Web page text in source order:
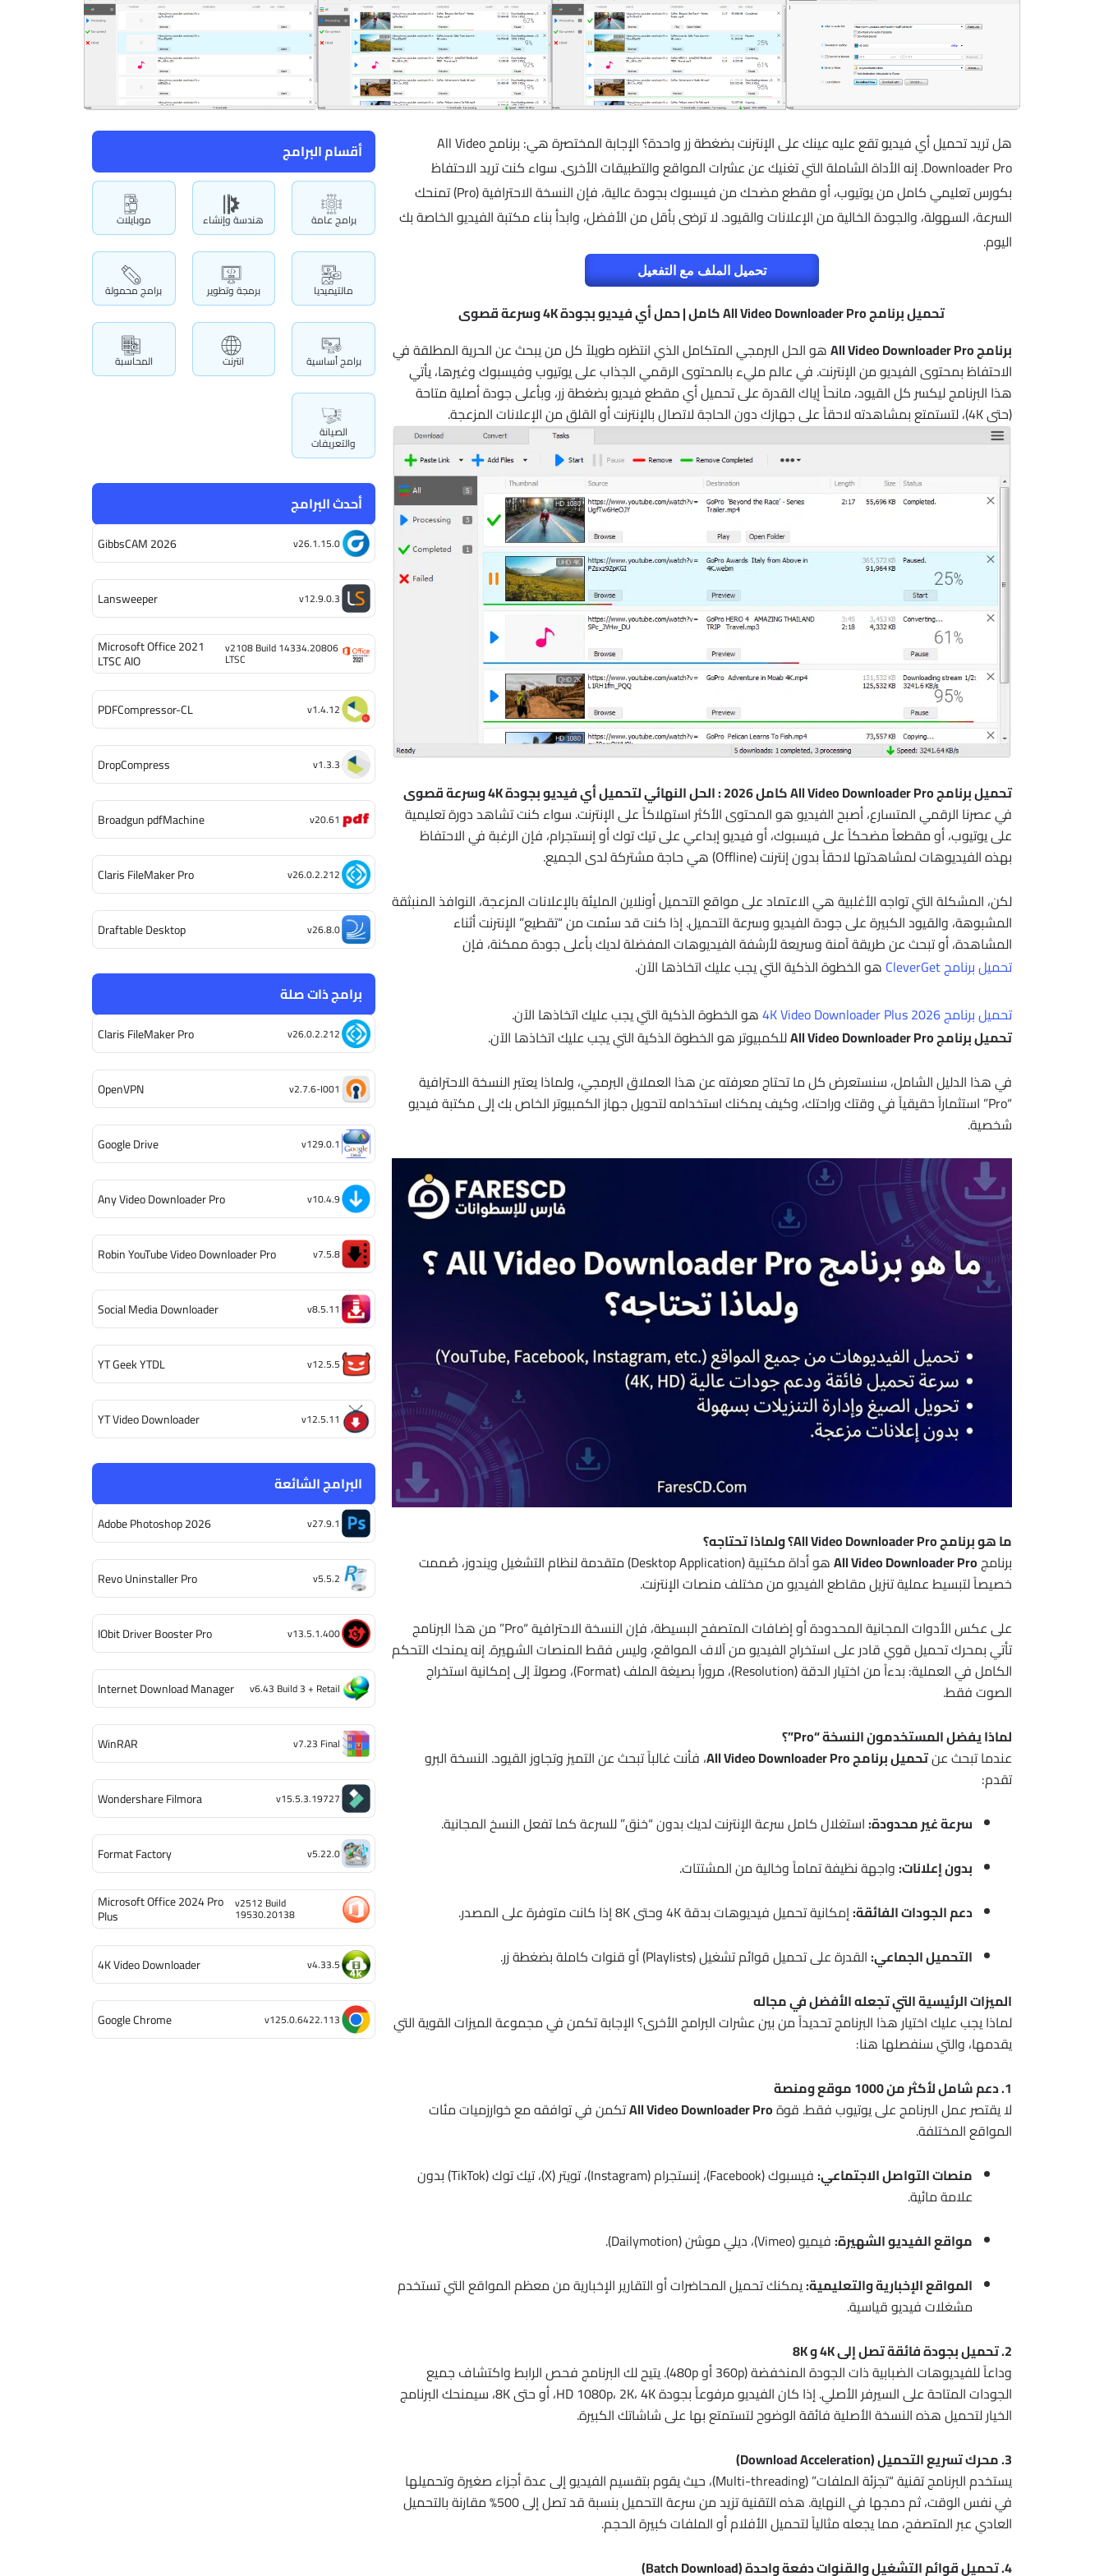
أقسام البرامج
برامج عامة هندسة وإنشاء موبايلات
مالتيميديا برمجة وتطوير برامج محمولة
برامج أساسية انترنت المحاسبة
الصيانة
والتعريفات
أحدث البرامج
GibbsCAM 2026 v26.1.15.0
Lansweeper v12.9.0.3
Microsoft Office 2021
LTSC AIO
v2108 Build 14334.20806
LTSC
PDFCompressor-CL v1.4.12
DropCompress v1.3.3
Broadgun pdfMachine v20.61
Claris FileMaker Pro v26.0.2.212
Draftable Desktop v26.8.0
برامج ذات صلة
Claris FileMaker Pro v26.0.2.212
OpenVPN v2.7.6-I001
Google Drive v129.0.1
Any Video Downloader Pro v10.4.9
Robin YouTube Video Downloader Pro v7.5.8
Social Media Downloader v8.5.11
YT Geek YTDL v12.5.5
YT Video Downloader v12.5.11
البرامج الشائعة
Adobe Photoshop 2026 v27.9.1
Revo Uninstaller Pro v5.5.2
IObit Driver Booster Pro v13.5.1.400
Internet Download Manager v6.43 Build 3 + Retail
WinRAR v7.23 Final
Wondershare Filmora v15.5.3.19727
Format Factory v5.22.0
Microsoft Office 2024 Pro
Plus
v2512 Build
19530.20138
4K Video Downloader v4.33.5
Google Chrome v125.0.6422.113
هل تريد تحميل أي فيديو تقع عليه عينك على الإنترنت بضغطة زر واحدة؟ الإجابة المختصرة هي: برنامج All Video
Downloader Pro. إنه الأداة الشاملة التي تغنيك عن عشرات المواقع والتطبيقات الأخرى. سواء كنت تريد الاحتفاظ
بكورس تعليمي كامل من يوتيوب، أو مقطع مضحك من فيسبوك بجودة عالية، فإن النسخة الاحترافية (Pro) تمنحك
السرعة، السهولة، والجودة الخالية من الإعلانات والقيود. لا ترضى بأقل من الأفضل، وابدأ بناء مكتبة الفيديو الخاصة بك
اليوم.
تحميل الملف مع التفعيل
تحميل برنامج All Video Downloader Pro كامل | حمل أي فيديو بجودة 4K وسرعة قصوى
برنامج All Video Downloader Pro
هو الحل البرمجي المتكامل الذي انتظره طويلاً كل من يبحث عن الحرية المطلقة في
الاحتفاظ بمحتوى الفيديو من الإنترنت. في عالم مليء بالمحتوى الرقمي الجذاب على يوتيوب وفيسبوك وغيرها، يأتي
هذا البرنامج ليكسر كل القيود، مانحاً إياك القدرة على تحميل أي مقطع فيديو بضغطة زر، وبأعلى جودة أصلية متاحة
(حتى 4K)، لتستمتع بمشاهدته لاحقاً على جهازك دون الحاجة لاتصال بالإنترنت أو القلق من الإعلانات المزعجة.
تحميل برنامج All Video Downloader Pro كامل 2026 : الحل النهائي لتحميل أي فيديو بجودة 4K وسرعة قصوى
في عصرنا الرقمي المتسارع، أصبح الفيديو هو المحتوى الأكثر استهلاكاً على الإنترنت. سواء كنت تشاهد دورة تعليمية
على يوتيوب، أو مقطعاً مضحكاً على فيسبوك، أو فيديو إبداعي على تيك توك أو إنستجرام، فإن الرغبة في الاحتفاظ
بهذه الفيديوهات لمشاهدتها لاحقاً بدون إنترنت (Offline) هي حاجة مشتركة لدى الجميع.
لكن، المشكلة التي تواجه الأغلبية هي الاعتماد على مواقع التحميل أونلاين المليئة بالإعلانات المزعجة، النوافذ المنبثقة
المشبوهة، والقيود الكبيرة على جودة الفيديو وسرعة التحميل.إذا كنت قد سئمت من “تقطيع” الإنترنت أثناء
المشاهدة، أو تبحث عن طريقة آمنة وسريعة لأرشفة الفيديوهات المفضلة لديك بأعلى جودة ممكنة، فإن
تحميل برنامج CleverGet
هو الخطوة الذكية التي يجب عليك اتخاذها الآن.
تحميل برنامج 4K Video Downloader Plus 2026
هو الخطوة الذكية التي يجب عليك اتخاذها الآن.
تحميل برنامج All Video Downloader Pro
للكمبيوتر هو الخطوة الذكية التي يجب عليك اتخاذها الآن.
في هذا الدليل الشامل، سنستعرض كل ما تحتاج معرفته عن هذا العملاق البرمجي، ولماذا يعتبر النسخة الاحترافية
“Pro” استثماراً حقيقياً في وقتك وراحتك، وكيف يمكنك استخدامه لتحويل جهاز الكمبيوتر الخاص بك إلى مكتبة فيديو
شخصية.
ما هو برنامج All Video Downloader Pro؟ ولماذا تحتاجه؟
برنامجAll Video Downloader Pro
هو أداة مكتبية (Desktop Application) متقدمة لنظام التشغيل ويندوز، صُممت
خصيصاً لتبسيط عملية تنزيل مقاطع الفيديو من مختلف منصات الإنترنت.
على عكس الأدوات المجانية المحدودة أو إضافات المتصفح البسيطة، فإن النسخة الاحترافية “Pro” من هذا البرنامج
تأتي بمحرك تحميل قوي قادر على استخراج الفيديو من آلاف المواقع، وليس فقط المنصات الشهيرة. إنه يمنحك التحكم
الكامل في العملية: بدءاً من اختيار الدقة (Resolution)، مروراً بصيغة الملف (Format)، وصولاً إلى إمكانية استخراج
الصوت فقط.
لماذا يفضل المستخدمون النسخة “Pro”؟
عندما تبحث عنتحميل برنامج All Video Downloader Pro
، فأنت غالباً تبحث عن التميز وتجاوز القيود. النسخة البرو
تقدم:
سرعة غير محدودة:استغلال كامل سرعة الإنترنت لديك بدون “خنق” للسرعة كما تفعل النسخ المجانية.
بدون إعلانات:واجهة نظيفة تماماً وخالية من المشتتات.
دعم الجودات الفائقة:إمكانية تحميل فيديوهات بدقة 4K وحتى 8K إذا كانت متوفرة على المصدر.
التحميل الجماعي:القدرة على تحميل قوائم تشغيل (Playlists) أو قنوات كاملة بضغطة زر.
الميزات الرئيسية التي تجعله الأفضل في مجاله
لماذا يجب عليك اختيار هذا البرنامج تحديداً من بين عشرات البرامج الأخرى؟ الإجابة تكمن في مجموعة الميزات القوية التي
يقدمها، والتي سنفصلها هنا:
1. دعم شامل لأكثر من 1000 موقع ومنصة
لا يقتصر عمل البرنامج على يوتيوب فقط. قوةAll Video Downloader Proتكمن في توافقه مع خوارزميات مئات
المواقع المختلفة.
منصات التواصل الاجتماعي:
فيسبوك (Facebook)، إنستجرام (Instagram)، تويتر (X)، تيك توك (TikTok) بدون
علامة مائية.
مواقع الفيديو الشهيرة:فيميو (Vimeo)، ديلي موشن (Dailymotion).
المواقع الإخبارية والتعليمية:يمكنك تحميل المحاضرات أو التقارير الإخبارية من معظم المواقع التي تستخدم
مشغلات فيديو قياسية.
2. تحميل بجودة فائقة تصل إلى 4K و 8K
وداعاً للفيديوهات الضبابية ذات الجودة المنخفضة (360p أو 480p). يتيح لك البرنامج فحص الرابط واكتشاف جميع
الجودات المتاحة على السيرفر الأصلي. إذا كان الفيديو مرفوعاً بجودة HD 1080p، 2K، 4K، أو حتى 8K، سيمنحك البرنامج
الخيار لتحميل هذه النسخة الأصلية فائقة الوضوح لتستمتع بها على شاشاتك الكبيرة.
3. محرك تسريع التحميل (Download Acceleration)
يستخدم البرنامج تقنية “تجزئة الملفات” (Multi-threading)، حيث يقوم بتقسيم الفيديو إلى عدة أجزاء صغيرة وتحميلها
في نفس الوقت، ثم دمجها في النهاية. هذه التقنية تزيد من سرعة التحميل بنسبة قد تصل إلى 500% مقارنة بالتحميل
العادي عبر المتصفح، مما يجعله مثالياً لتحميل الأفلام أو الملفات كبيرة الحجم.
4. تحميل قوائم التشغيل والقنوات دفعة واحدة (Batch Download)